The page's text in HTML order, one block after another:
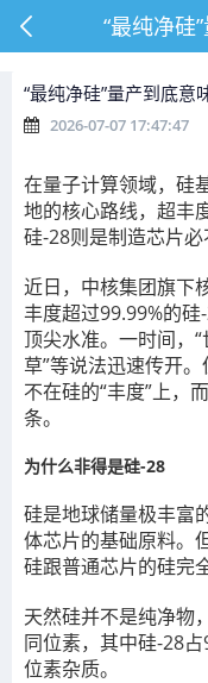
“最纯净硅
“最纯净硅”量产到底意
2026-07-07 17:47:47
在量子计算领域，硅
地的核心路线，超丰
硅-28则是制造芯片必
近日，中核集团旗下
丰度超过99.99%的
顶尖水准。一时间，
草”等说法迅速传开
不在硅的“丰度”上，
条。
为什么非得是硅-28
硅是地球储量极丰富
体芯片的基础原料。
硅跟普通芯片的硅完
天然硅并不是纯净物
同位素，其中硅-28
位素杂质。